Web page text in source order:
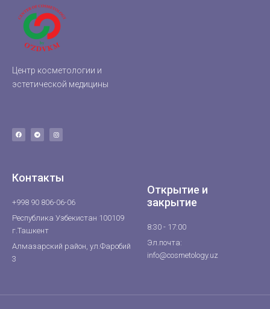
Центр косметологии и
эстетической медицины
Контакты
+998 90 806-06-06
Республика Узбекистан 100109
г.Ташкент
Алмазарский район, ул.Фаробий
3
Открытие и
закрытие
8:30 - 17:00
Эл.почта:
info@cosmetology.uz